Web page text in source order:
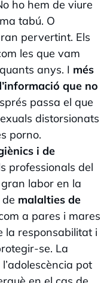
ho hem de viure
tabú. O
pervertint. Els
les que vam
anys. I més
que no
passa el que
distorsionats
porno.
i de
professionals del
labor en la
malalties de
a pares i mares
la responsabilitat i
se. La
pot